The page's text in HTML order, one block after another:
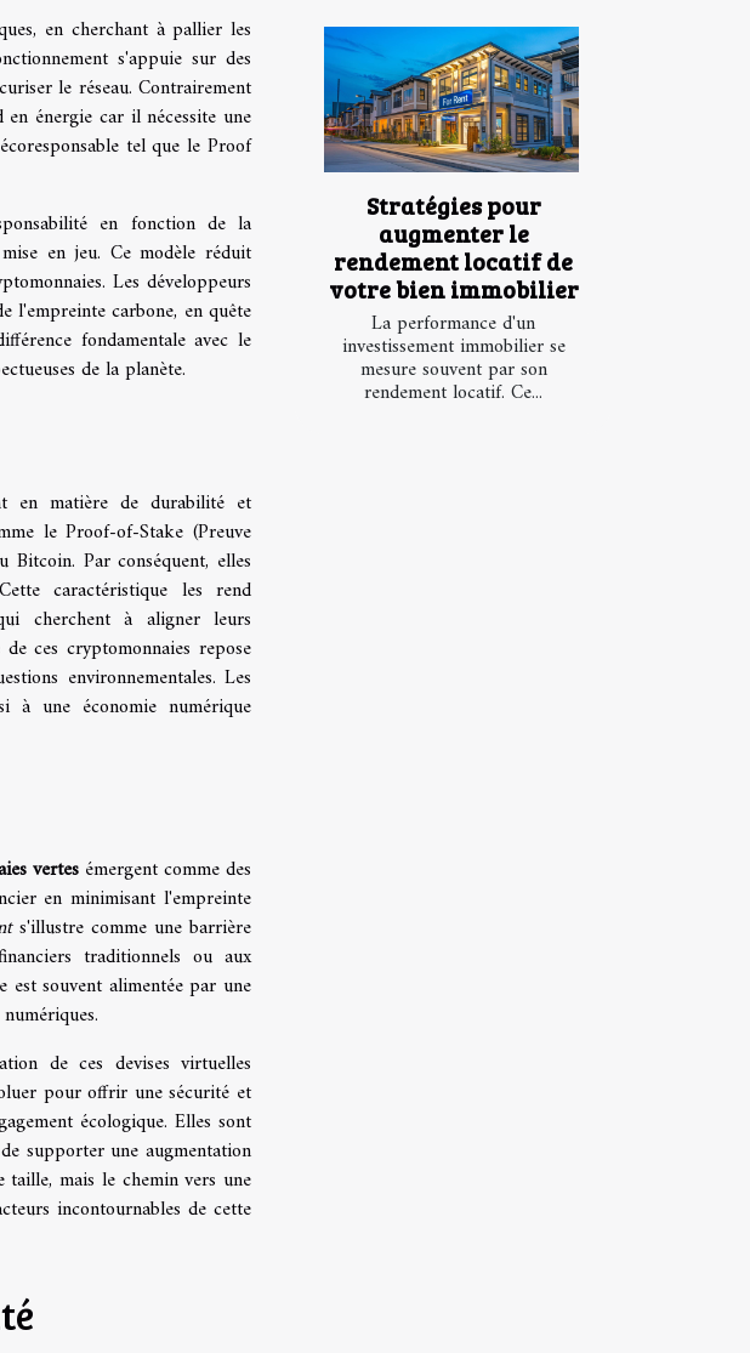
en cherchant à pallier les
s'appuie sur des
le réseau. Contrairement
énergie car il nécessite une
tel que le Proof
en fonction de la
en jeu. Ce modèle réduit
Les développeurs
l'empreinte carbone, en quête
fondamentale avec le
de la planète.
en matière de durabilité et
le Proof-of-Stake (Preuve
Bitcoin. Par conséquent, elles
caractéristique les rend
cherchent à aligner leurs
ces cryptomonnaies repose
environnementales. Les
à une économie numérique
vertesémergent comme des
en minimisant l'empreinte
s'illustre comme une barrière
traditionnels ou aux
est souvent alimentée par une
de ces devises virtuelles
pour offrir une sécurité et
écologique. Elles sont
supporter une augmentation
taille, mais le chemin vers une
incontournables de cette
Stratégies pour
augmenter le
rendement locatif de
votre bien immobilier
La performance d'un
investissement immobilier se
mesure souvent par son
rendement locatif. Ce...